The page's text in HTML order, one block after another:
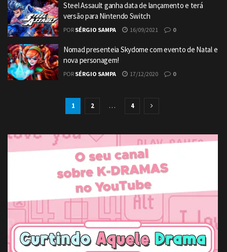
Steel Assault ganha data de lançamento e terá
versão para Nintendo Switch
POR SÉRGIO SAMPA 16/09/2021 0
Nomad presenteia Skydome com evento de Natal e
nova personagem!
POR SÉRGIO SAMPA 17/12/2020 0
1 2 … 4